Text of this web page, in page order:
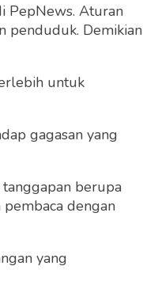
PepNews. Aturan
penduduk. Demikian
untuk
gagasan yang
berupa
dengan
yang